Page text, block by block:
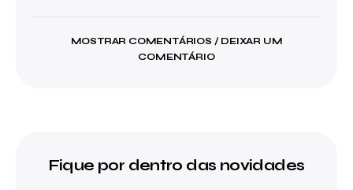
MOSTRAR COMENTÁRIOS / DEIXAR UM
COMENTÁRIO
Fique por dentro das novidades